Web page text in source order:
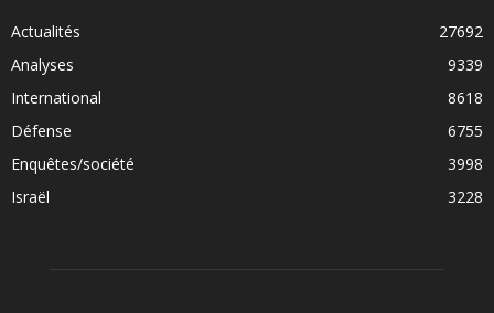
Actualités
27692
Analyses
9339
International
8618
Défense
6755
Enquêtes/société
3998
Israël
3228